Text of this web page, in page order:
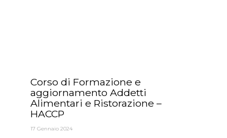
Corso di Formazione e
aggiornamento Addetti
Alimentari e Ristorazione –
HACCP
17 Gennaio 2024